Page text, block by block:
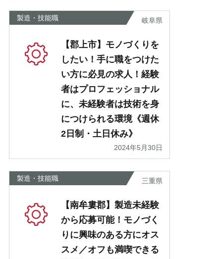
製造・技能職 岐阜県
【郡上市】モノづくりを
したい！手に職をつけた
い方に必見の求人！経験
者はプロフェッショナル
に、未経験者は技術を身
につけられる環境《週休
2日制・土日休み》
2024年5月30日
製造・技能職 三重県
【南牟婁郡】製造未経験
から応募可能！モノづく
りに興味のある方にオス
スメ／オフも満喫できる